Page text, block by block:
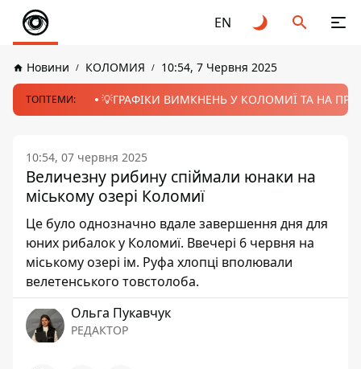
EN
Новини КОЛОМИЯ 10:54, 7 Червня 2025
ТОПТЕМИ: 💡ГРАФІКИ ВИМКНЕНЬ У КОЛОМИЇ ТА НА
10:54, 07 червня 2025
Величезну рибину спіймали юнаки на
міському озері Коломиї
Це було однозначно вдале завершення дня для
юних рибалок у Коломиї. Ввечері 6 червня на
міському озері ім. Руфа хлопці вполювали
велетенського товстолоба.
Ольга Пукавчук
РЕДАКТОР